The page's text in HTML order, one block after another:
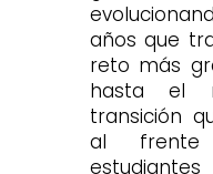
años que
reto más
hasta el
transición
al